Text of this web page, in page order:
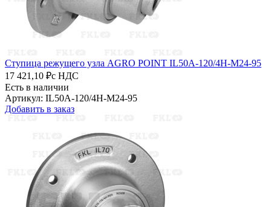
Ступица режущего узла AGRO POINT IL50A-120/4H-M24-95
17 421,10 ₽с НДС
Есть в наличии
Артикул: IL50A-120/4H-M24-95
Добавить в заказ